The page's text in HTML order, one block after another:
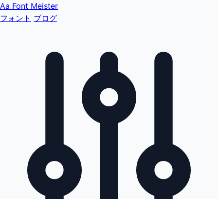
Aa Font Meister
フォント ブログ